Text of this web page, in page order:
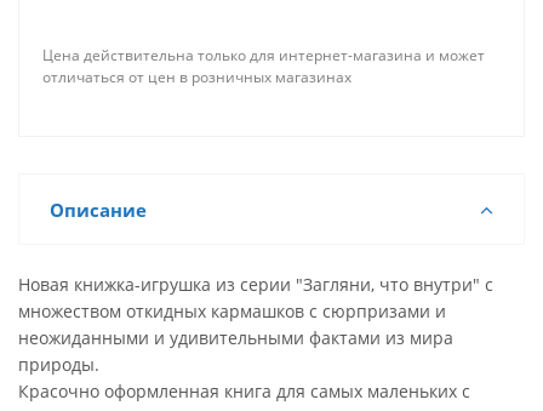
Цена действительна только для интернет-магазина и может
отличаться от цен в розничных магазинах
Описание
Новая книжка-игрушка из серии "Загляни, что внутри" с
множеством откидных кармашков с сюрпризами и
неожиданными и удивительными фактами из мира
природы.
Красочно оформленная книга для самых маленьких с